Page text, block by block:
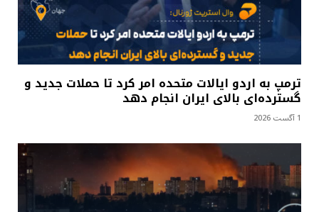
ترمپ به اردو ایالات متحده امر کرد تا حملات جدید و
گسترده‌ای بالای ایران انجام دهد
1 آگست 2026